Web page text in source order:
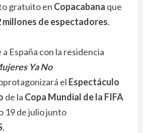
gratuito en Copacabana que
millones de espectadores.
España con la residencia
Ya No
el Espectáculo
de la Copa Mundial de la FIFA
19 de julio junto
.